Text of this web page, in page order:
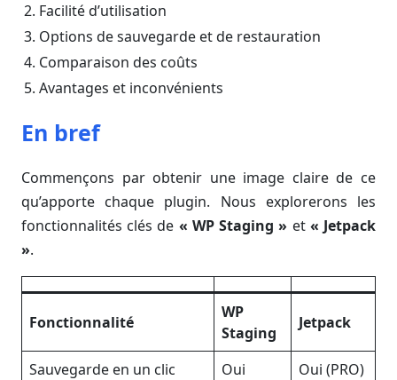
Facilité d’utilisation
Options de sauvegarde et de restauration
Comparaison des coûts
Avantages et inconvénients
En bref
Commençons par obtenir une image claire de ce
qu’apporte chaque plugin. Nous explorerons les
fonctionnalités clés de « WP Staging » et « Jetpack
».
Fonctionnalité
WP
Staging
Jetpack
Sauvegarde en un clic Oui
Oui (PRO)